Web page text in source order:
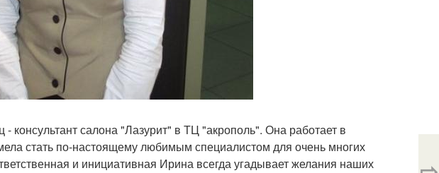
консультант салона "Лазурит" в ТЦ "акрополь". Она работает в
стать по-настоящему любимым специалистом для очень многих
и инициативная Ирина всегда угадывает желания наших